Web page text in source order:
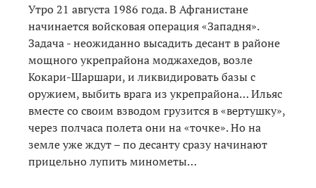
Утро 21 августа 1986 года. В Афганистане
начинается войсковая операция «Западня».
Задача - неожиданно высадить десант в районе
мощного укрепрайона моджахедов, возле
Кокари-Шаршари, и ликвидировать базы с
оружием, выбить врага из укрепрайона… Ильяс
вместе со своим взводом грузится в «вертушку»,
через полчаса полета они на «точке». Но на
земле уже ждут – по десанту сразу начинают
прицельно лупить минометы…